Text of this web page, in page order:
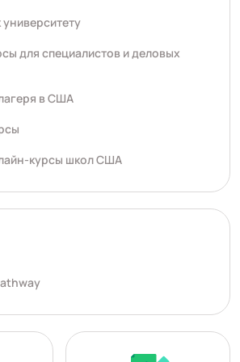
для специалистов и деловых
в США
курсы школ США